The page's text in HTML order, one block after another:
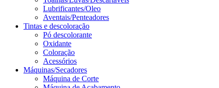
Lubrificantes/Oleo
Aventais/Penteadores
Tintas e descoloração
Pó descolorante
Oxidante
Coloração
Acessórios
Máquinas/Secadores
Máquina de Corte